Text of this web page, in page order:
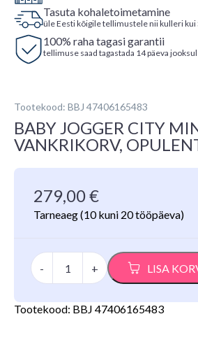
Tasuta kohaletoimetamine
üle Eesti kõigile tellimustele nii kulleri kui
100% raha tagasi garantii
tellimuse saad tagastada 14 päeva
Tootekood: BBJ 47406165483
BABY JOGGER CITY
VANKRIKORV,
279,00€
Tarneaeg(10 kuni 20 tööpäeva)
-
Baby
Jogger
City
2/GT2
+ LISA
Tootekood: BBJ 47406165483